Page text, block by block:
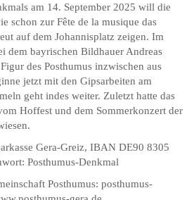
am 14. September 2025 will die
schon zur Fête de la musique das
auf dem Johannisplatz zeigen. Im
dem bayrischen Bildhauer Andreas
des Posthumus inzwischen aus
jetzt mit den Gipsarbeiten am
geht indes weiter. Zuletzt hatte das
Hoffest und dem Sommerkonzert der
Gera-Greiz, IBAN DE90 8305
Posthumus-Denkmal
Posthumus: posthumus-